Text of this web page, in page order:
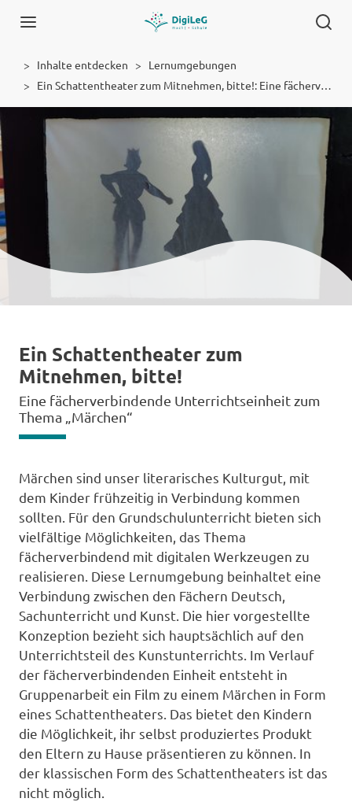
Inhalte entdecken
Lernumgebungen
Ein Schattentheater zum Mitnehmen, bitte!: Eine fächerverbindende Unterrichtseinheit zum Thema „Märchen“
Ein Schattentheater zum
Mitnehmen, bitte!
Eine fächerverbindende Unterrichtseinheit zum
Thema „Märchen“
Märchen sind unser literarisches Kulturgut, mit
dem Kinder frühzeitig in Verbindung kommen
sollten. Für den Grundschulunterricht bieten sich
vielfältige Möglichkeiten, das Thema
fächerverbindend mit digitalen Werkzeugen zu
realisieren. Diese Lernumgebung beinhaltet eine
Verbindung zwischen den Fächern Deutsch,
Sachunterricht und Kunst. Die hier vorgestellte
Konzeption bezieht sich hauptsächlich auf den
Unterrichtsteil des Kunstunterrichts. Im Verlauf
der fächerverbindenden Einheit entsteht in
Gruppenarbeit ein Film zu einem Märchen in Form
eines Schattentheaters. Das bietet den Kindern
die Möglichkeit, ihr selbst produziertes Produkt
den Eltern zu Hause präsentieren zu können. In
der klassischen Form des Schattentheaters ist das
nicht möglich.